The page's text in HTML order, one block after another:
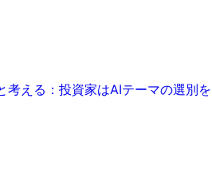
考える：投資家はAIテーマの選別を